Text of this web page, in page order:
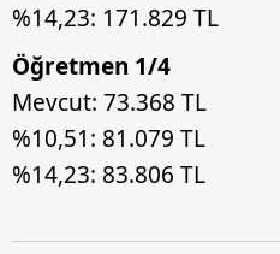
%14,23: 171.829 TL
Öğretmen 1/4
Mevcut: 73.368 TL
%10,51: 81.079 TL
%14,23: 83.806 TL